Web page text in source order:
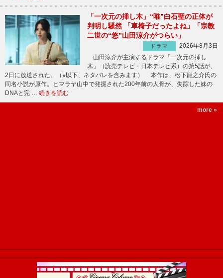
「一次元の挿し木」“唯”白石聖の正体が
判明し騒然 「車椅子だったよね」「宗教
二世の“悠”山田涼介がつらい」
ドラマ
2026年8月3日
山田涼介が主演するドラマ「一次元の挿し
木」（読売テレビ・日本テレビ系）の第5話が、
2日に放送された。（※以下、ネタバレを含みます） 本作は、松下龍之介氏の
同名小説が原作。ヒマラヤ山中で発掘された200年前の人骨が、失踪した妹の
DNAと完 … 続きを読む
more »